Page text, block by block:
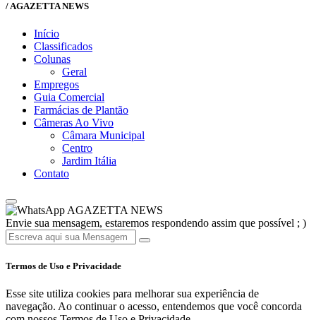
/ AGAZETTA NEWS
Início
Classificados
Colunas
Geral
Empregos
Guia Comercial
Farmácias de Plantão
Câmeras Ao Vivo
Câmara Municipal
Centro
Jardim Itália
Contato
AGAZETTA NEWS
Envie sua mensagem, estaremos respondendo assim que possível ; )
Termos de Uso e Privacidade
Esse site utiliza cookies para melhorar sua experiência de
navegação. Ao continuar o acesso, entendemos que você concorda